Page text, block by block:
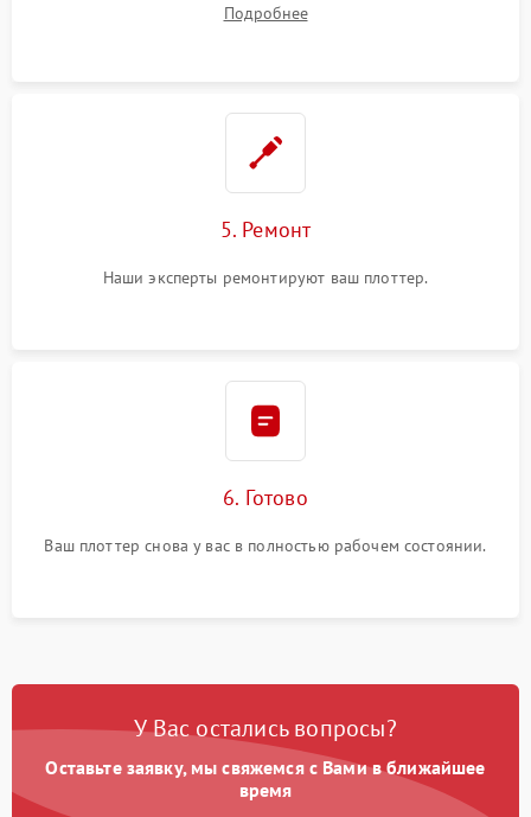
Подробнее
5. Ремонт
Наши эксперты ремонтируют ваш плоттер.
6. Готово
Ваш плоттер снова у вас в полностью рабочем состоянии.
У Вас остались вопросы?
Оставьте заявку, мы свяжемся с Вами в ближайшее
время